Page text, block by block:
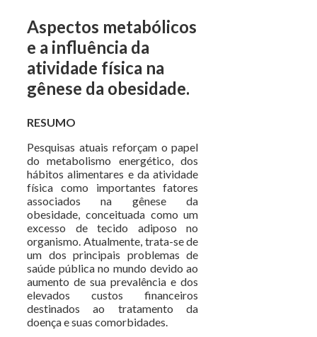
Aspectos metabólicos
e a influência da
atividade física na
gênese da obesidade.
RESUMO
Pesquisas atuais reforçam o papel
do metabolismo energético, dos
hábitos alimentares e da atividade
física como importantes fatores
associados na gênese da
obesidade, conceituada como um
excesso de tecido adiposo no
organismo. Atualmente, trata-se de
um dos principais problemas de
saúde pública no mundo devido ao
aumento de sua prevalência e dos
elevados custos financeiros
destinados ao tratamento da
doença e suas comorbidades.